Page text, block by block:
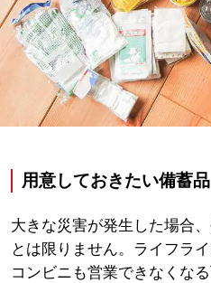
用意しておきたい備蓄品
大きな災害が発生した場合
とは限りません。ライフラ
コンビニも営業できなくな